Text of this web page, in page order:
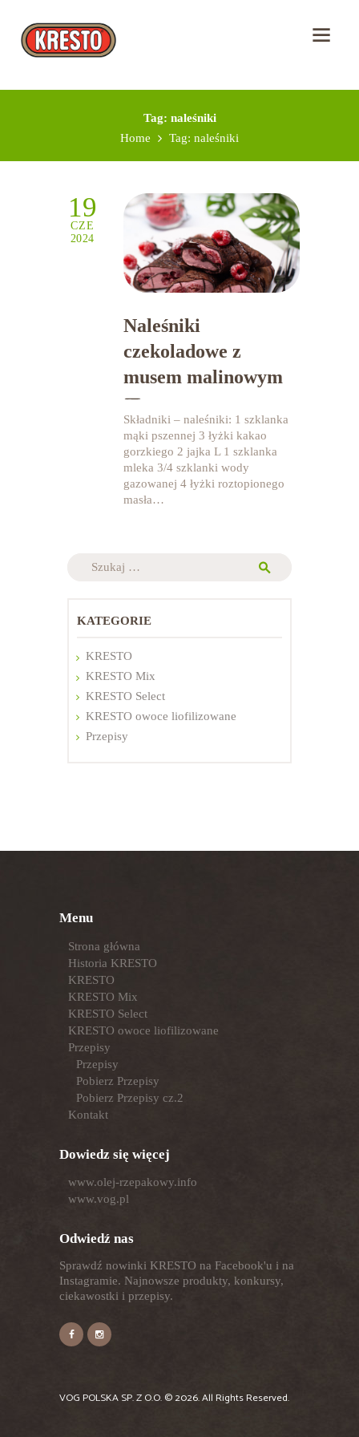
Tag: naleśniki
Home
Tag: naleśniki
19
CZE
2024
Naleśniki
czekoladowe z
musem malinowym
Składniki – naleśniki: 1 szklanka
mąki pszennej 3 łyżki kakao
gorzkiego 2 jajka L 1 szklanka
mleka 3/4 szklanki wody
gazowanej 4 łyżki roztopionego
masła…
Szukaj:
KATEGORIE
KRESTO
KRESTO Mix
KRESTO Select
KRESTO owoce liofilizowane
Przepisy
Menu
Strona główna
Historia KRESTO
KRESTO
KRESTO Mix
KRESTO Select
KRESTO owoce liofilizowane
Przepisy
Przepisy
Pobierz Przepisy
Pobierz Przepisy cz.2
Kontakt
Dowiedz się więcej
www.olej-rzepakowy.info
www.vog.pl
Odwiedź nas
Sprawdź nowinki KRESTO na Facebook'u i na
Instagramie. Najnowsze produkty, konkursy,
ciekawostki i przepisy.
VOG POLSKA SP. Z O.O.© 2026. All Rights Reserved.